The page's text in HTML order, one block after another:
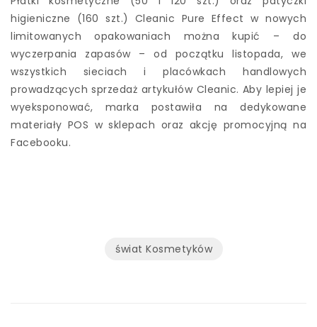
higieniczne (160 szt.) Cleanic Pure Effect w nowych
limitowanych opakowaniach można kupić – do
wyczerpania zapasów – od początku listopada, we
wszystkich sieciach i placówkach handlowych
prowadzących sprzedaż artykułów Cleanic. Aby lepiej je
wyeksponować, marka postawiła na dedykowane
materiały POS w sklepach oraz akcję promocyjną na
Facebooku.
świat Kosmetyków